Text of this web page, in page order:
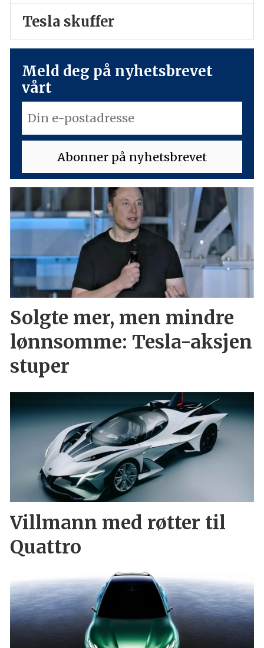
Tesla skuffer
Meld deg på nyhetsbrevet
vårt
Solgte mer, men mindre
lønnsomme: Tesla-aksjen
stuper
Villmann med røtter til
Quattro